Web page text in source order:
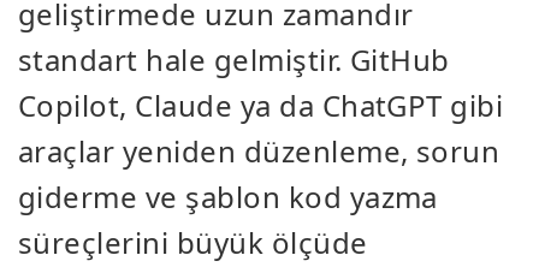
geliştirmede uzun zamandır
standart hale gelmiştir. GitHub
Copilot, Claude ya da ChatGPT gibi
araçlar yeniden düzenleme, sorun
giderme ve şablon kod yazma
süreçlerini büyük ölçüde